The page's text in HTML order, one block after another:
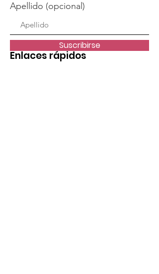
Apellido (opcional)
Suscribirse
Enlaces rápidos